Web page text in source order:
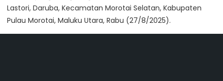
Lastori, Daruba, Kecamatan Morotai Selatan, Kabupaten
Pulau Morotai, Maluku Utara, Rabu (27/8/2025).